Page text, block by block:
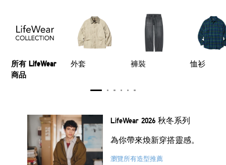
所有 LifeWear
商品
外套 褲裝 恤衫
LifeWear 2026 秋冬系列
為你帶來煥新穿搭靈感。
瀏覽所有造型推薦